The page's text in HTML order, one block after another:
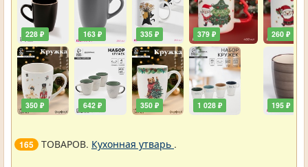
228 ₽
350 ₽
163 ₽
642 ₽
335 ₽
350 ₽
379 ₽
1 028 ₽
260 ₽
195 ₽
165 ТОВАРОВ. Кухонная утварь .